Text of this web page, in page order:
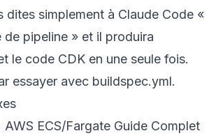
dites simplement à Claude Code «
de pipeline » et il produira
le code CDK en une seule fois.
essayer avec buildspec.yml.
ECS/Fargate Guide Complet